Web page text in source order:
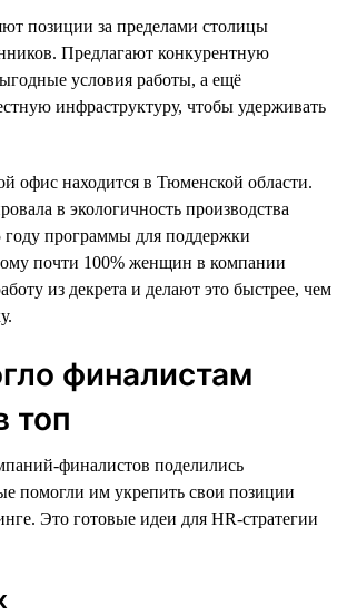
позиции за пределами столицы
Предлагают конкурентную
условия работы, а ещё
инфраструктуру, чтобы удерживать
офис находится в Тюменской области.
в экологичность производства
году программы для поддержки
почти 100% женщин в компании
из декрета и делают это быстрее, чем
финалистам
топ
финалистов поделились
помогли им укрепить свои позиции
Это готовые идеи для HR-стратегии